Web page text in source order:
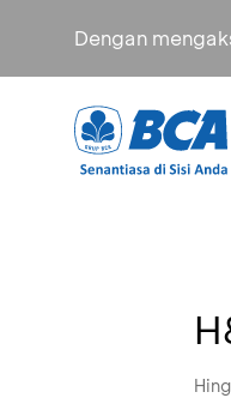
Dengan